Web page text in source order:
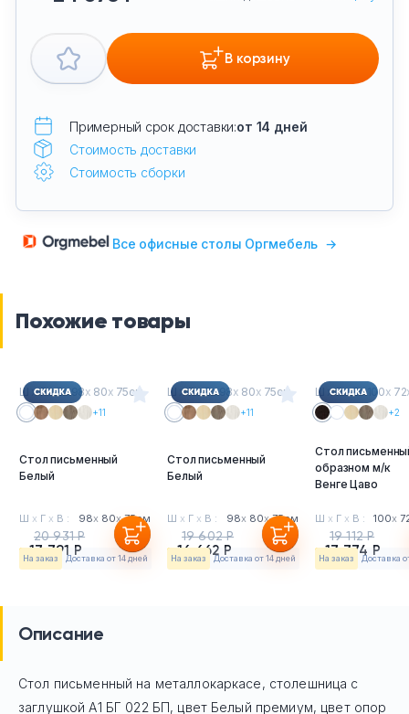
В корзину
Примерный срок доставки:от 14 дней
Стоимость доставки
Стоимость сборки
Все офисные столы Оргмебель →
Похожие товары
Ш хГхВ : 98х 80х 75см
+11
Стол письменный
Белый
Ш х Г х В : 98х 80х75см
17 791 Р
20 931 Р
На заказ Доставка от 14 дней
Ш хГхВ : 98х 80х 75см
+11
Стол письменный
Белый
Ш х Г х В : 98х 80х75см
16 662 Р
19 602 Р
На заказ Доставка от 14 дней
Ш хГхВ : 100х 72
+2
Стол
образном м/к
Венге Цаво
Ш х Г х В : 100х
17 774 Р
19 112 Р
На заказ Доставка
Описание
Стол письменный на металлокаркасе, столешница с
заглушкой А1 БГ 022 БП, цвет Белый премиум, цвет опор